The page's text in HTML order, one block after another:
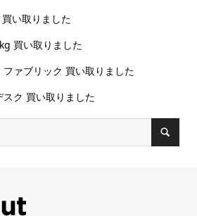
い取りました
買い取りました
ァブリック 買い取りました
ク 買い取りました